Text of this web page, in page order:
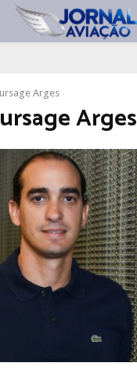
Arges
Arges